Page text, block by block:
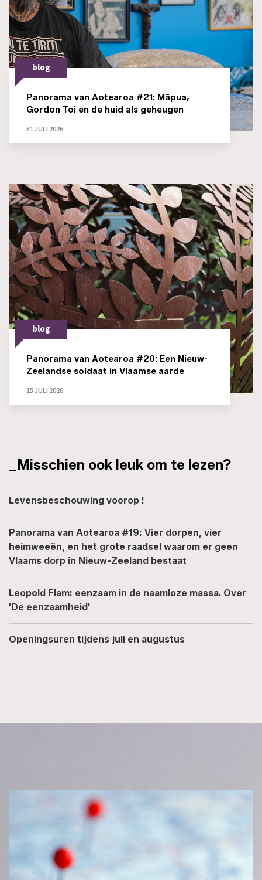
blog
Panorama van Aotearoa #21: Māpua,
Gordon Toi en de huid als geheugen
31 JULI 2026
blog
Panorama van Aotearoa #20: Een Nieuw-
Zeelandse soldaat in Vlaamse aarde
15 JULI 2026
_Misschien ook leuk om te lezen?
Levensbeschouwing voorop !
Panorama van Aotearoa #19: Vier dorpen, vier
heimweeën, en het grote raadsel waarom er geen
Vlaams dorp in Nieuw-Zeeland bestaat
Leopold Flam: eenzaam in de naamloze massa. Over
'De eenzaamheid'
Openingsuren tijdens juli en augustus